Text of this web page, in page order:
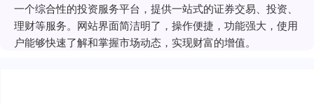
一个综合性的投资服务平台，提供一站式的证券交易、投资、
理财等服务。网站界面简洁明了，操作便捷，功能强大，使用
户能够快速了解和掌握市场动态，实现财富的增值。